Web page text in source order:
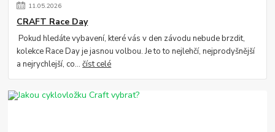
11.05.2026
CRAFT Race Day
Pokud hledáte vybavení, které vás v den závodu nebude brzdit,
kolekce Race Day je jasnou volbou. Je to to nejlehčí, nejprodyšnější
a nejrychlejší, co...číst celé